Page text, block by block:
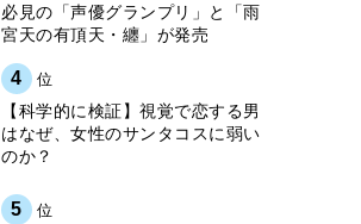
必見の「声優グランプリ」と「雨
宮天の有頂天・纏」が発売
4 位
【科学的に検証】視覚で恋する男
はなぜ、女性のサンタコスに弱い
のか？
5 位